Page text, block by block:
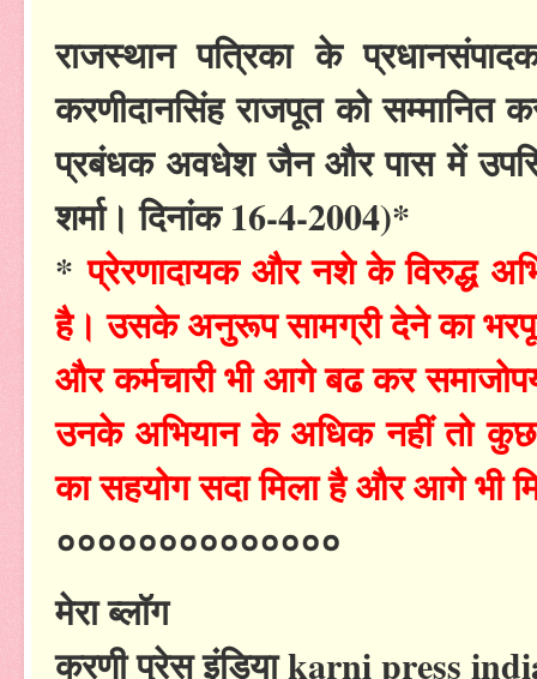
राजस्थान पत्रिका के
करणीदानसिंह राजपूत को
प्रबंधक अवधेश जैन और पास में
शर्मा। दिनांक 16-4-2004)*
*प्रेरणादायक और नशे के विरुद्ध
है। उसके अनुरूप सामग्री देने का
और कर्मचारी भी आगे बढ कर
उनके अभियान के अधिक नहीं तो कुछ
का सहयोग सदा मिला है और आगे भी
००००००००००००००
मेरा ब्लॉग
करणी प्रेस इंडिया karni press